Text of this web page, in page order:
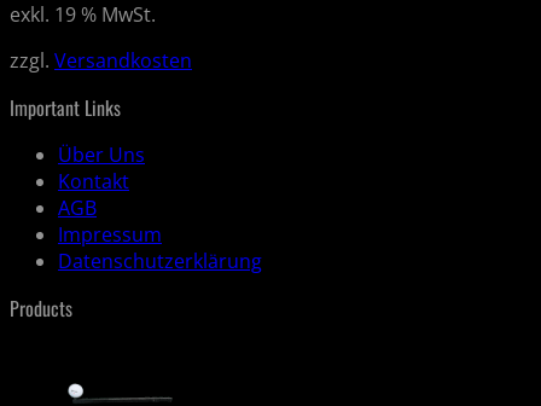
exkl. 19 % MwSt.
zzgl. Versandkosten
Important Links
Über Uns
Kontakt
AGB
Impressum
Datenschutzerklärung
Products